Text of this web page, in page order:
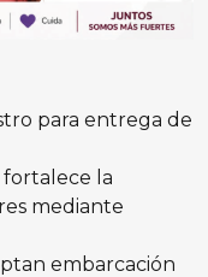
para entrega de
la
mediante
embarcación